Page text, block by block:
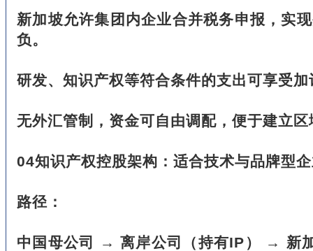
新加坡允许集团内企业合并税务申报，实
负。
研发、知识产权等符合条件的支出可享受加
无外汇管制，资金可自由调配，便于建立
04知识产权控股架构：适合技术与品牌型
路径：
中国母公司 → 离岸公司（持有IP） → 新